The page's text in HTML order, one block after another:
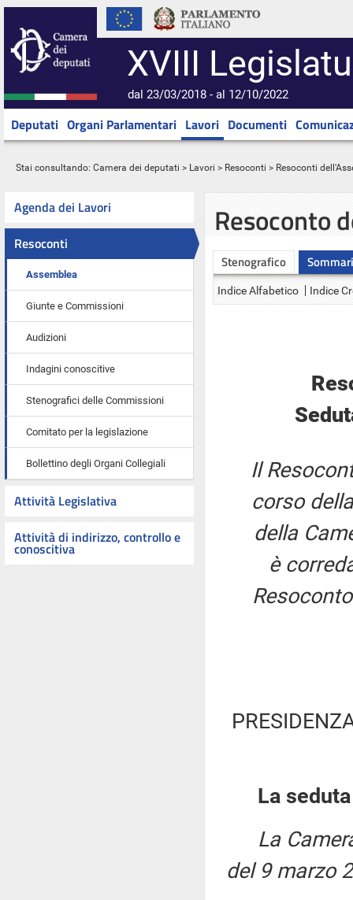
XVIII
dal 23/03/2018 - al 12/10/2022
Deputati Organi Parlamentari Lavori Documenti
Stai consultando: Camera dei deputati > Lavori > Resoconti > Resoconti
Agenda dei Lavori
Resoconti
Assemblea
Giunte e Commissioni
Audizioni
Indagini conoscitive
Stenografici delle Commissioni
Comitato per la legislazione
Bollettino degli Organi Collegiali
Attività Legislativa
Attività di indirizzo, controllo e
conoscitiva
Resoconto
Stenografico
Indice Alfabetico Indice
Il
corso
della
è
La
La
del 9 marzo